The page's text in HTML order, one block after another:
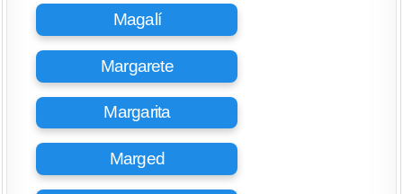
Magalí
Margarete
Margarita
Marged